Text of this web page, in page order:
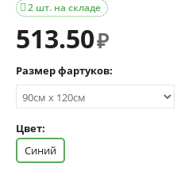
2 шт. на складе

513.50₽
Размер фартуков:
Цвет:
Синий